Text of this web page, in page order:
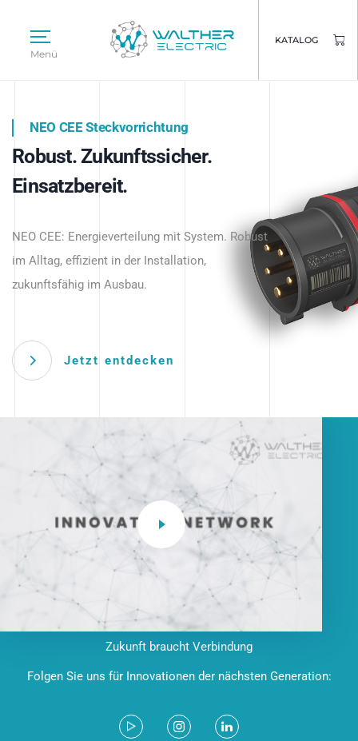
Menü
KATALOG
Intelligente Stromverteilung
beginnt hier.
NEO CEE Steckvorrichtung
Robust. Zukunftssicher.
Einsatzbereit.
NEO CEE: Energieverteilung mit System. Robust
im Alltag, effizient in der Installation,
zukunftsfähig im Ausbau.
Jetzt entdecken
Intelligenz trifft Energie.
Anwendungen – robust, IP-geschützt und
zukunftsfähig.
Zukunft braucht Verbindung
Folgen Sie uns für Innovationen der nächsten Generation: